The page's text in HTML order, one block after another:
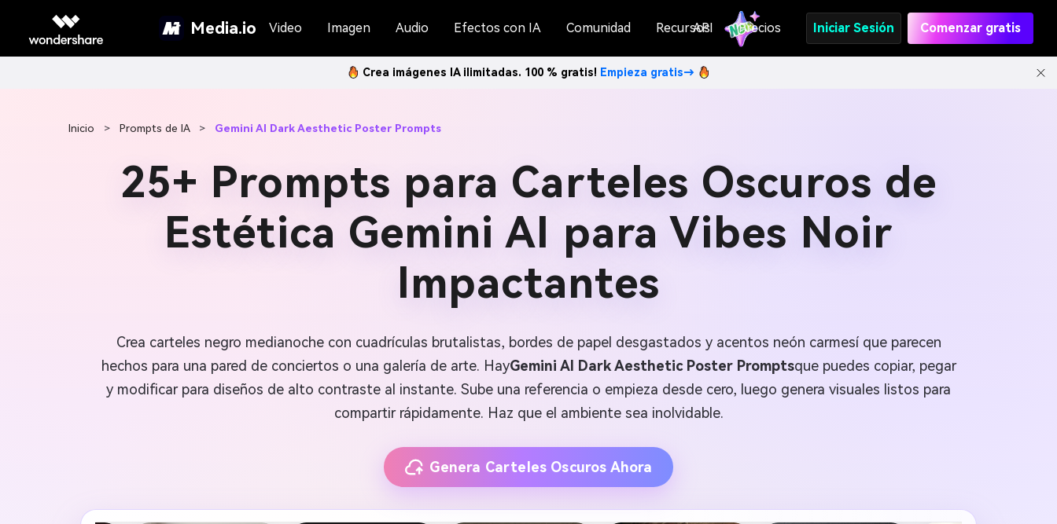
Media.io Video Imagen Audio Efectos con IA Comunidad Recursos
API Precios Iniciar Sesión Comenzar gratis
Crea imágenes IA ilimitadas. 100 % gratis! Empieza gratis→
Inicio > Prompts de IA > Gemini AI Dark Aesthetic Poster Prompts
25+ Prompts para Carteles Oscuros de
Estética Gemini AI para Vibes Noir
Impactantes
Crea carteles negro medianoche con cuadrículas brutalistas, bordes de papel desgastados y acentos neón carmesí que parecen
hechos para una pared de conciertos o una galería de arte. HayGemini AI Dark Aesthetic Poster Promptsque puedes copiar, pegar
y modificar para diseños de alto contraste al instante. Sube una referencia o empieza desde cero, luego genera visuales listos para
compartir rápidamente. Haz que el ambiente sea inolvidable.
Genera Carteles Oscuros Ahora